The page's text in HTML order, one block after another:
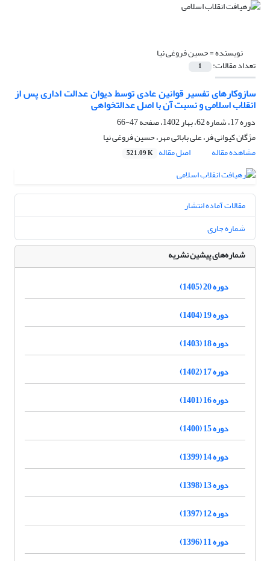
نویسنده =حسین فروغی نیا
تعداد مقالات: 1
سازوکارهای تفسیر قوانین عادی توسط دیوان عدالت اداری پس از
انقلاب اسلامی و نسبت آن با اصل عدالت‏خواهی
دوره 17، شماره 62، بهار 1402، صفحه
47-66
مژگان کیوانی فر، علی بابائی مهر، حسین فروغی نیا
مشاهده مقاله
اصل مقاله 521.09 K
مقالات آماده انتشار
شماره جاری
شماره‌های پیشین نشریه
دوره 20 (1405)
دوره 19 (1404)
دوره 18 (1403)
دوره 17 (1402)
دوره 16 (1401)
دوره 15 (1400)
دوره 14 (1399)
دوره 13 (1398)
دوره 12 (1397)
دوره 11 (1396)